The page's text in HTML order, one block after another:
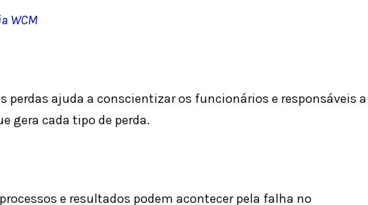
WCM
perdas ajuda a conscientizar os funcionários e responsáveis a
gera cada tipo de perda.
e resultados podem acontecer pela falha no